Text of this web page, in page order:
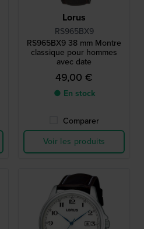
Lorus
RS965BX9
RS965BX9 38 mm Montre
classique pour hommes
avec date
49,00 €
● En stock
Comparer
Voir les produits